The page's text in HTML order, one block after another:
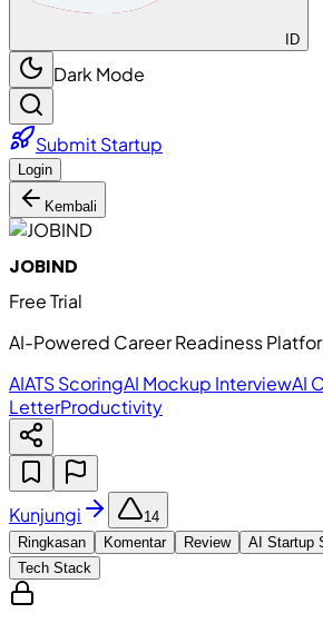
ID
Dark Mode
Submit Startup
Login
Kembali
JOBIND
Free Trial
AI-Powered Career Readiness
AIATS ScoringAI Mockup InterviewAI
LetterProductivity
Kunjungi
14
Ringkasan
Komentar Review AI Startup
Tech Stack